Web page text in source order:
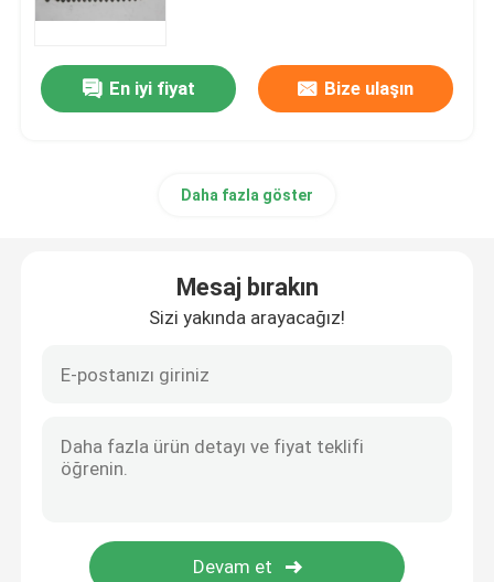
Yağ Dudak Keçesi
O-ring mühür
Kalıplı Kauçuk Parçaları
En iyi fiyat Bize ulaşın
Daha fazla göster
Mesaj bırakın
Sizi yakında arayacağız!